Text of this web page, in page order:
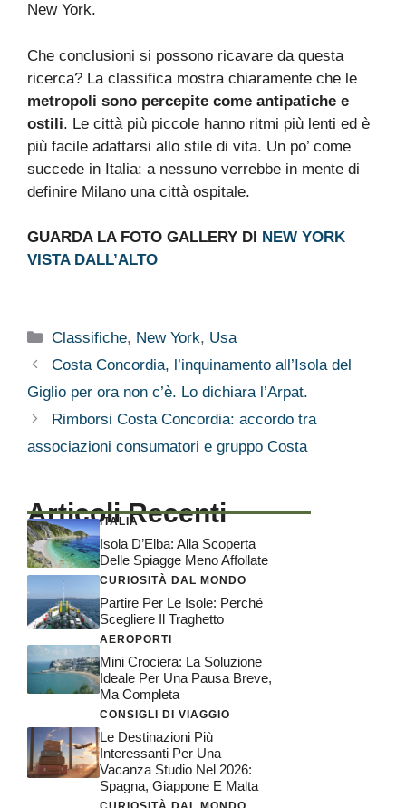
New York.
Che conclusioni si possono ricavare da questa
ricerca? La classifica mostra chiaramente che le
metropoli sono percepite come antipatiche e
ostili. Le città più piccole hanno ritmi più lenti ed è
più facile adattarsi allo stile di vita. Un po’ come
succede in Italia: a nessuno verrebbe in mente di
definire Milano una città ospitale.
GUARDA LA FOTO GALLERY DI NEW YORK
VISTA DALL’ALTO
Categorie
Classifiche, New York, Usa
Costa Concordia, l’inquinamento all’Isola del
Giglio per ora non c’è. Lo dichiara l’Arpat.
Rimborsi Costa Concordia: accordo tra
associazioni consumatori e gruppo Costa
Articoli Recenti
ITALIA
Isola D’Elba: Alla Scoperta
Delle Spiagge Meno Affollate
CURIOSITÀ DAL MONDO
Partire Per Le Isole: Perché
Scegliere Il Traghetto
AEROPORTI
Mini Crociera: La Soluzione
Ideale Per Una Pausa Breve,
Ma Completa
CONSIGLI DI VIAGGIO
Le Destinazioni Più
Interessanti Per Una
Vacanza Studio Nel 2026:
Spagna, Giappone E Malta